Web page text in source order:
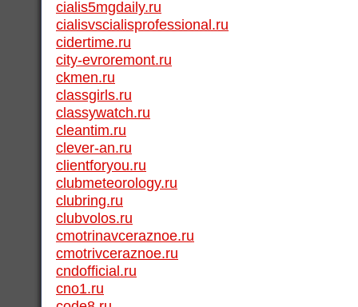
cialis5mgdaily.ru
cialisvscialisprofessional.ru
cidertime.ru
city-evroremont.ru
ckmen.ru
classgirls.ru
classywatch.ru
cleantim.ru
clever-an.ru
clientforyou.ru
clubmeteorology.ru
clubring.ru
clubvolos.ru
cmotrinavceraznoe.ru
cmotrivceraznoe.ru
cndofficial.ru
cno1.ru